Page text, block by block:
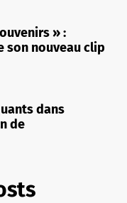
» :
son nouveau clip
dans
de